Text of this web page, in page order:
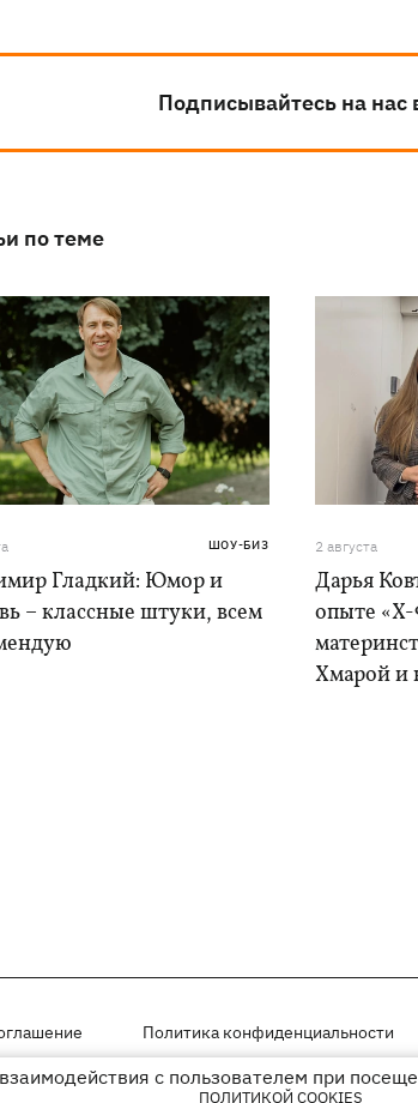
Подписывайтесь на нас
по теме
ШОУ-БИЗ
Гладкий: Юмор и
– классные штуки, всем
2 августа
Дарья
опыте
Хмарой и
Политика конфиденциальности
на правах рекламыс пользователем при
ПОЛИТИКОЙ COOKIES